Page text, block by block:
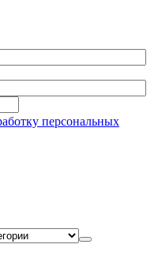
персональных